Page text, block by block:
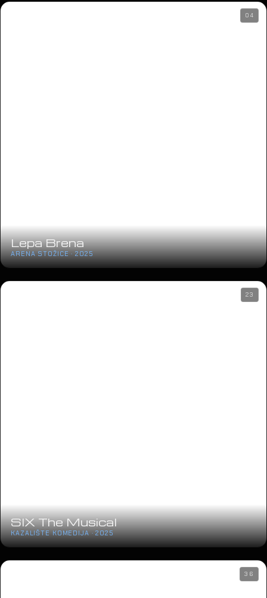
Lepa Brena
ARENA STOŽICE · 2025
04
SIX The Musical
KAZALIŠTE KOMEDIJA · 2025
23
36